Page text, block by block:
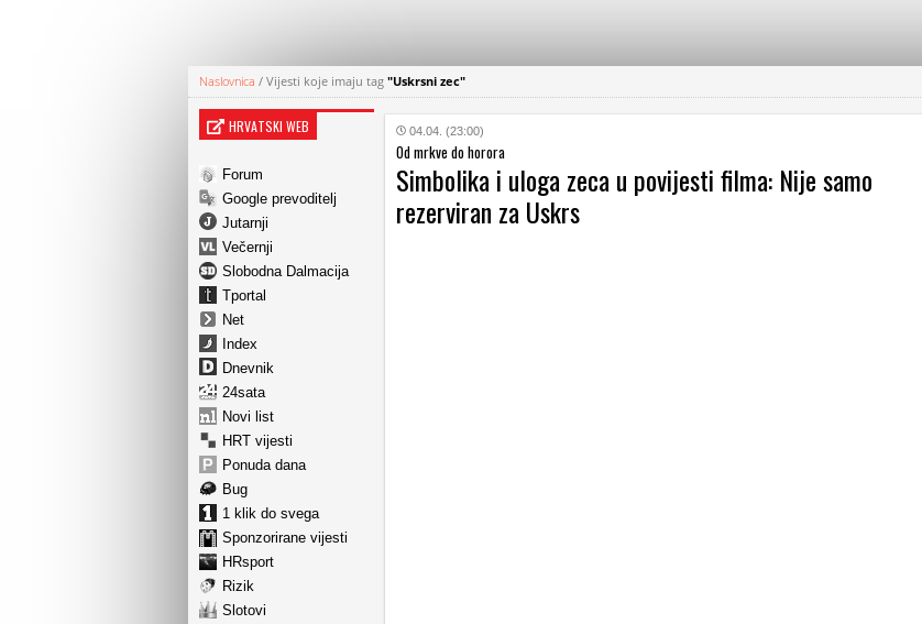
Naslovnica / Vijesti koje imaju tag "Uskrsni zec"
HRVATSKI WEB
Forum
Google prevoditelj
Jutarnji
Večernji
Slobodna Dalmacija
Tportal
Net
Index
Dnevnik
24sata
Novi list
HRT vijesti
Ponuda dana
Bug
1 klik do svega
Sponzorirane vijesti
HRsport
Rizik
Slotovi
04.04. (23:00)
Od mrkve do horora
Simbolika i uloga zeca u povijesti filma: Nije samo
rezerviran za Uskrs